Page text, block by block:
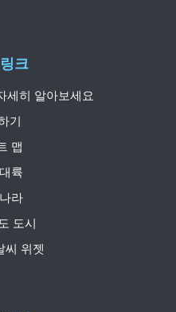
크
세히 알아보세요
기
맵
륙
라
도시
씨 위젯